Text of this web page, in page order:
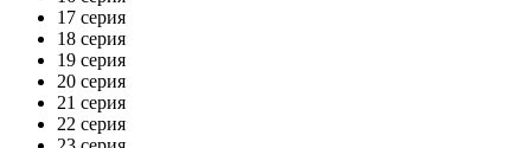
17 серия
18 серия
19 серия
20 серия
21 серия
22 серия